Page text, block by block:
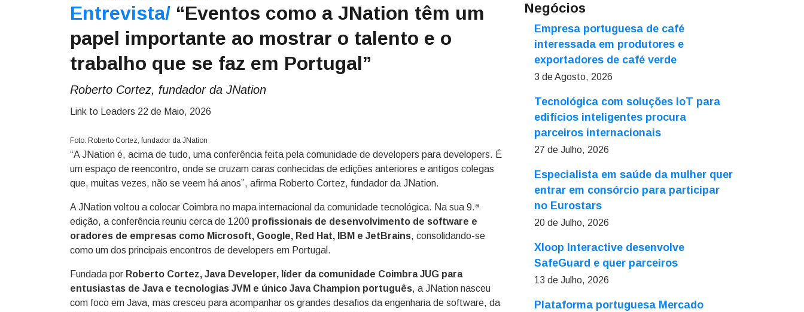
Entrevista/ “Eventos como a JNation têm um
papel importante ao mostrar o talento e o
trabalho que se faz em Portugal”
Roberto Cortez, fundador da JNation
Link to Leaders 22 de Maio, 2026
Foto: Roberto Cortez, fundador da JNation
“A JNation é, acima de tudo, uma conferência feita pela comunidade de developers para developers. É
um espaço de reencontro, onde se cruzam caras conhecidas de edições anteriores e antigos colegas
que, muitas vezes, não se veem há anos”, afirma Roberto Cortez, fundador da JNation.
A JNation voltou a colocar Coimbra no mapa internacional da comunidade tecnológica. Na sua 9.ª
edição, a conferência reuniu cerca de 1200 profissionais de desenvolvimento de software e
oradores de empresas como Microsoft, Google, Red Hat, IBM e JetBrains, consolidando-se
como um dos principais encontros de developers em Portugal.
Fundada por Roberto Cortez, Java Developer, líder da comunidade Coimbra JUG para
entusiastas de Java e tecnologias JVM e único Java Champion português, a JNation nasceu
com foco em Java, mas cresceu para acompanhar os grandes desafios da engenharia de software, da
Negócios
Empresa portuguesa de café
interessada em produtores e
exportadores de café verde
3 de Agosto, 2026
Tecnológica com soluções IoT para
edifícios inteligentes procura
parceiros internacionais
27 de Julho, 2026
Especialista em saúde da mulher quer
entrar em consórcio para participar
no Eurostars
20 de Julho, 2026
Xloop Interactive desenvolve
SafeGuard e quer parceiros
13 de Julho, 2026
Plataforma portuguesa Mercado